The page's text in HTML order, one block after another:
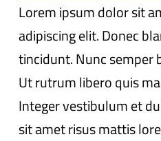
Lorem ipsum dolor sit
adipiscing elit. Donec
tincidunt. Nunc semper
Ut rutrum libero quis
Integer vestibulum et
sit amet risus mattis